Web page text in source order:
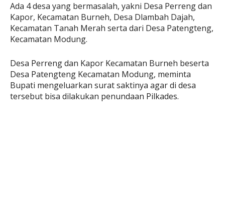
Ada 4 desa yang bermasalah, yakni Desa Perreng dan
Kapor, Kecamatan Burneh, Desa Dlambah Dajah,
Kecamatan Tanah Merah serta dari Desa Patengteng,
Kecamatan Modung.
Desa Perreng dan Kapor Kecamatan Burneh beserta
Desa Patengteng Kecamatan Modung, meminta
Bupati mengeluarkan surat saktinya agar di desa
tersebut bisa dilakukan penundaan Pilkades.